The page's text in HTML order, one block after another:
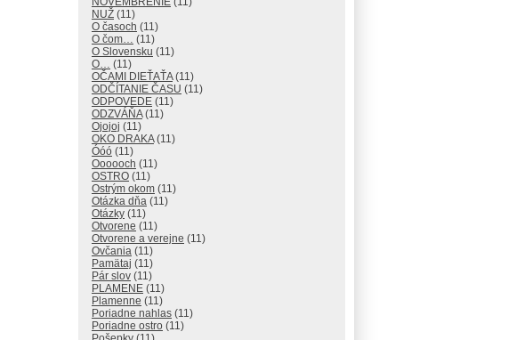
NUŽ (11)
O časoch (11)
O čom… (11)
O Slovensku (11)
O… (11)
OČAMI DIEŤAŤA(11)
ODČÍTANIE ČASU (11)
ODPOVEDE (11)
ODZVÁŇA(11)
Ojojoj (11)
OKO DRAKA(11)
Óóó (11)
Oooooch (11)
OSTRO (11)
Ostrým okom (11)
Otázka dňa (11)
Otázky (11)
Otvorene (11)
Otvorene a verejne (11)
Ovčania (11)
Pamätaj (11)
Pár slov (11)
PLAMENE (11)
Plamenne (11)
Poriadne nahlas (11)
Poriadne ostro (11)